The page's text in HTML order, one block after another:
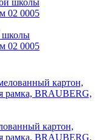
школы
02 0005
картон,
рамка, BRAUBERG,